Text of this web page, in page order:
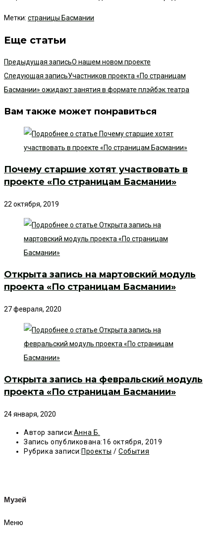
Метки: страницы Басмании
Еще статьи
Предыдущая записьО нашем новом проекте
Следующая записьУчастников проекта «По страницам
Басмании» ожидают занятия в формате плэйбэк театра
Вам также может понравиться
Почему старшие хотят участвовать в
проекте «По страницам Басмании»
22 октября, 2019
Открыта запись на мартовский модуль
проекта «По страницам Басмании»
27 февраля, 2020
Открыта запись на февральский модуль
проекта «По страницам Басмании»
24 января, 2020
Автор записи:Анна Б.
Запись опубликована:16 октября, 2019
Рубрика записи: Проекты / События
Музей
Меню